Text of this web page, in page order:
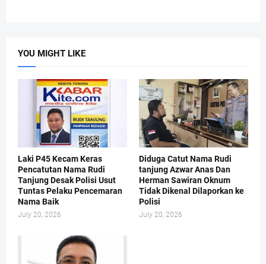
YOU MIGHT LIKE
Laki P45 Kecam Keras
Pencatutan Nama Rudi
Tanjung Desak Polisi Usut
Tuntas Pelaku Pencemaran
Nama Baik
July 20, 2026
Diduga Catut Nama Rudi
tanjung Azwar Anas Dan
Herman Sawiran Oknum
Tidak Dikenal Dilaporkan ke
Polisi
July 20, 2026